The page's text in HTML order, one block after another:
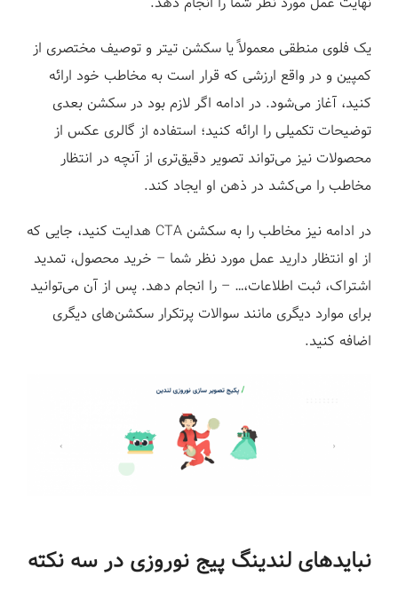
یک فلوی منطقی معمولاً یا سکشن تیتر و توصیف مختصری از
کمپین و در واقع ارزشی که قرار است به مخاطب خود ارائه
کنید، آغاز می‌شود. در ادامه اگر لازم بود در سکشن بعدی
توضیحات تکمیلی را ارائه کنید؛ استفاده از گالری عکس از
محصولات نیز می‌تواند تصویر دقیق‌تری از آنچه در انتظار
مخاطب را می‌کشد در ذهن او ایجاد کند.
در ادامه نیز مخاطب را به سکشن CTA هدایت کنید، جایی که
از او انتظار دارید عمل مورد نظر شما – خرید محصول، تمدید
اشتراک، ثبت اطلاعات،… – را انجام دهد. پس از آن می‌توانید
برای موارد دیگری مانند سوالات پرتکرار سکشن‌های دیگری
اضافه کنید.
نبایدهای لندینگ پیج نوروزی در سه نکته